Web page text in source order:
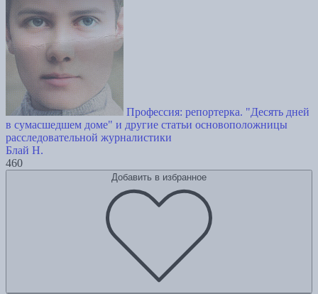
Профессия: репортерка. "Десять дней
в сумасшедшем доме" и другие статьи основоположницы
расследовательной журналистики
Блай Н.
460
Добавить в избранное